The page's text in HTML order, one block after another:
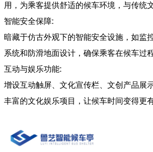
用，为乘客提供舒适的候车环境，与传统
智能安全保障:
暗藏于仿古外观下的智能安全设施，如监
系统和防滑地面设计，确保乘客在候车过
互动与娱乐功能:
增设互动触屏、文化宣传栏、文创产品展
丰富的文化娱乐项目，让候车时间变得更